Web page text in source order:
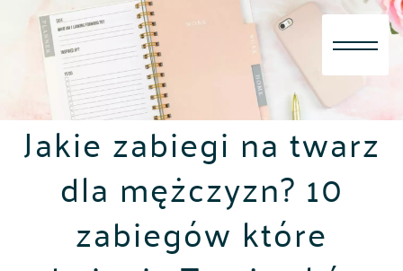
content
Jakie zabiegi na twarz
dla mężczyzn? 10
zabiegów które